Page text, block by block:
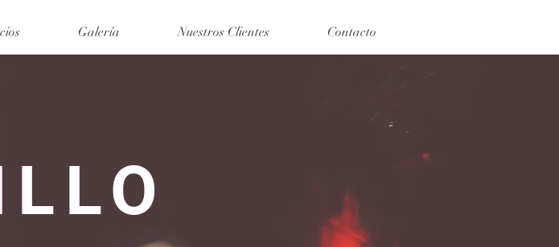
Galería Nuestros Clientes Contacto